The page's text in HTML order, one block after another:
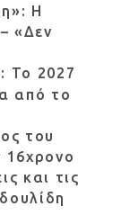
Η
«Δεν
Το 2027
από το
του
16χρονο
και τις